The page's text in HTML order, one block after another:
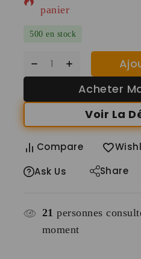
panier
500 en stock
Acheter
Voir La
Compare
Ask Us
Share
21 personnes
moment